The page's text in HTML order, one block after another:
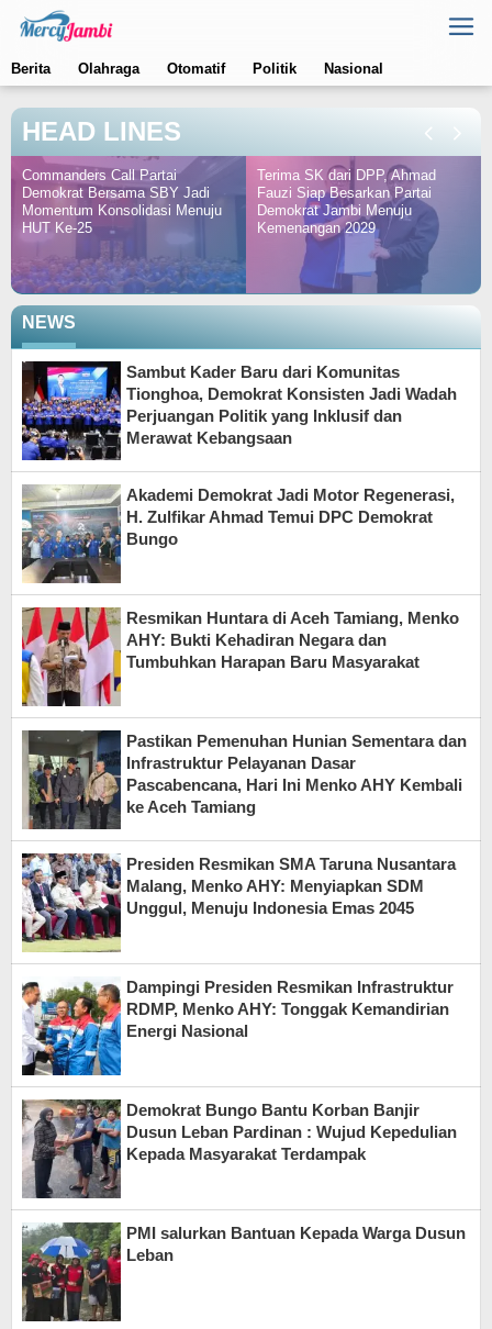
content
Berita
Olahraga Otomatif Politik Nasional
HEAD LINES
Terima SK dari DPP, Ahmad
Fauzi Siap Besarkan Partai
Demokrat Jambi Menuju
Kemenangan 2029
H-1 Musda Demokrat Jambi,
Mashuri Pastikan Suasana
Kondusif dan Penuh
Kebersamaan
NEWS
Mercy
Jambi
Sambut Kader Baru dari Komunitas
Tionghoa, Demokrat Konsisten Jadi Wadah
Perjuangan Politik yang Inklusif dan
Merawat Kebangsaan
Akademi Demokrat Jadi Motor Regenerasi,
H. Zulfikar Ahmad Temui DPC Demokrat
Bungo
Resmikan Huntara di Aceh Tamiang, Menko
AHY: Bukti Kehadiran Negara dan
Tumbuhkan Harapan Baru Masyarakat
Pastikan Pemenuhan Hunian Sementara dan
Infrastruktur Pelayanan Dasar
Pascabencana, Hari Ini Menko AHY Kembali
ke Aceh Tamiang
Presiden Resmikan SMA Taruna Nusantara
Malang, Menko AHY: Menyiapkan SDM
Unggul, Menuju Indonesia Emas 2045
Dampingi Presiden Resmikan Infrastruktur
RDMP, Menko AHY: Tonggak Kemandirian
Energi Nasional
Demokrat Bungo Bantu Korban Banjir
Dusun Leban Pardinan : Wujud Kepedulian
Kepada Masyarakat Terdampak
PMI salurkan Bantuan Kepada Warga Dusun
Leban